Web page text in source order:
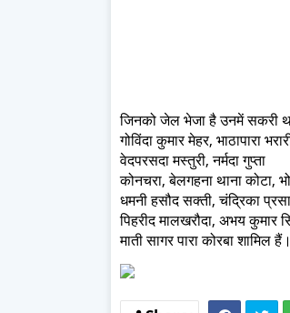
जिनको जेल भेजा है उनमें सकरी
गोविंदा कुमार मेहर, भाठापारा
वेदपरसदा मस्तुरी, नर्मदा गुप्ता
कोनचरा, बेलगहना थाना कोटा,
धमनी हसौद सक्ती, चंद्रिका
पिहरीद मालखरौदा, अभय कुमार
माती सागर पारा कोरबा शामिल हैं।